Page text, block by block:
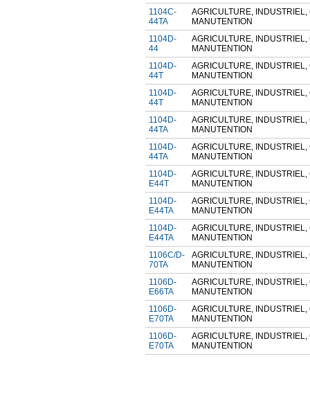
1104C-
44TA
AGRICULTURE,
MANUTENTION
1104D-
44
AGRICULTURE,
MANUTENTION
1104D-
44T
AGRICULTURE,
MANUTENTION
1104D-
44T
AGRICULTURE,
MANUTENTION
1104D-
44TA
AGRICULTURE,
MANUTENTION
1104D-
44TA
AGRICULTURE,
MANUTENTION
1104D-
E44T
AGRICULTURE,
MANUTENTION
1104D-
E44TA
AGRICULTURE,
MANUTENTION
1104D-
E44TA
AGRICULTURE,
MANUTENTION
1106C/D-
70TA
AGRICULTURE,
MANUTENTION
1106D-
E66TA
AGRICULTURE,
MANUTENTION
1106D-
E70TA
AGRICULTURE,
MANUTENTION
1106D-
E70TA
AGRICULTURE,
MANUTENTION